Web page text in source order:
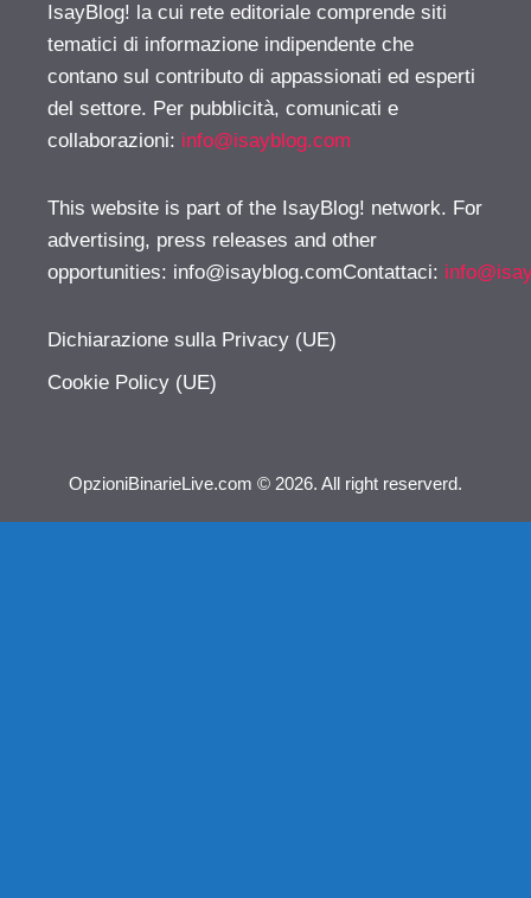
IsayBlog! la cui rete editoriale comprende siti
tematici di informazione indipendente che
contano sul contributo di appassionati ed esperti
del settore. Per pubblicità, comunicati e
collaborazioni: info@isayblog.com
This website is part of the IsayBlog! network. For
advertising, press releases and other
opportunities: info@isayblog.comContattaci:
Dichiarazione sulla Privacy (UE)
Cookie Policy (UE)
OpzioniBinarieLive.com © 2026. All right reserverd.